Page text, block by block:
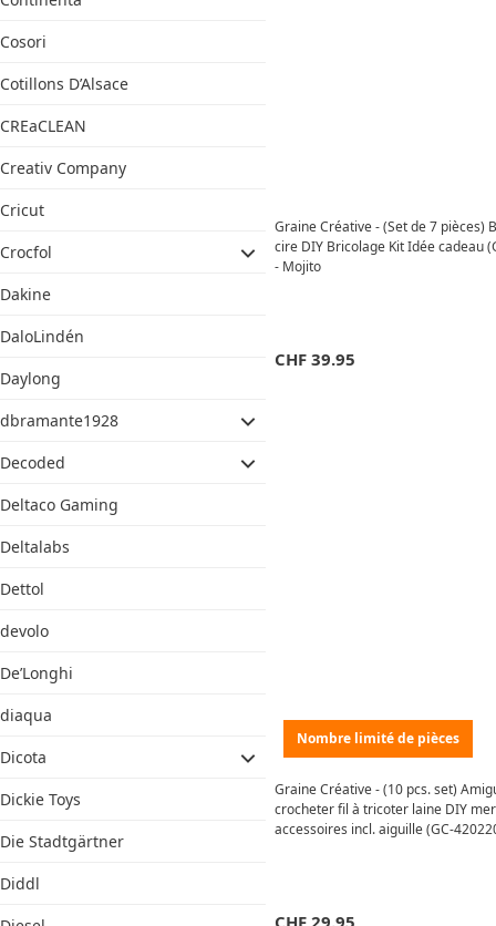
Cosori
Cotillons D’Alsace
CREaCLEAN
Creativ Company
Cricut
Crocfol
Dakine
DaloLindén
Daylong
dbramante1928
Decoded
Deltaco Gaming
Deltalabs
Dettol
devolo
De’Longhi
diaqua
Dicota
Dickie Toys
Die Stadtgärtner
Diddl
Graine Créative - (Set de 7 pièces)
cire DIY Bricolage Kit Idée cadeau
- Mojito
CHF 39.95
Nombre limité de pièces
Graine Créative - (10 pcs. set)
crocheter fil à tricoter laine DIY
accessoires incl. aiguille (GC-
CHF 29.95